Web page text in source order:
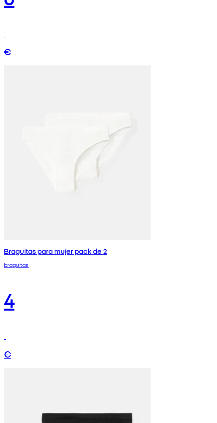
€
Braguitas para mujer pack de 2
braguitas
4
€